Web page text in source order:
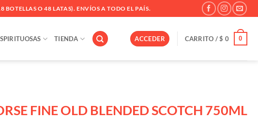
O 48 LATAS). ENVÍOS A TODO EL PAÍS.
TIENDA ACCEDER CARRITO /$ 0 0
FINE OLD BLENDED SCOTCH 750ML